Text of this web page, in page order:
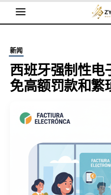
新闻
西班牙强制性电
免高额罚款和繁